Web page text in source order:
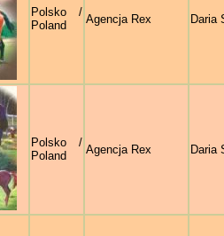
Polsko /
Poland
Agencja Rex Daria
Polsko /
Poland
Agencja Rex Daria